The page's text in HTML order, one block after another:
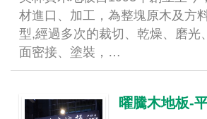
材進口、加工，為整塊原木及方
型,經過多次的裁切、乾燥、磨光
面密接、塗裝，…
曜騰木地板-